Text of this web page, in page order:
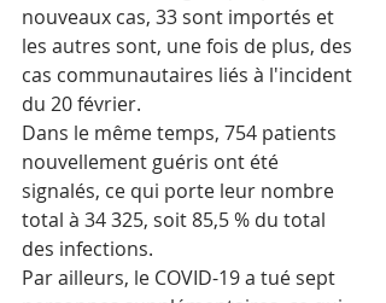
nouveaux cas, 33 sont importés et
les autres sont, une fois de plus, des
cas communautaires liés à l'incident
du 20 février.
Dans le même temps, 754 patients
nouvellement guéris ont été
signalés, ce qui porte leur nombre
total à 34 325, soit 85,5 % du total
des infections.
Par ailleurs, le COVID-19 a tué sept